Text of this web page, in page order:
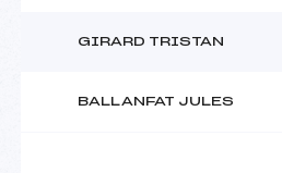
GIRARD TRISTAN
BALLANFAT JULES